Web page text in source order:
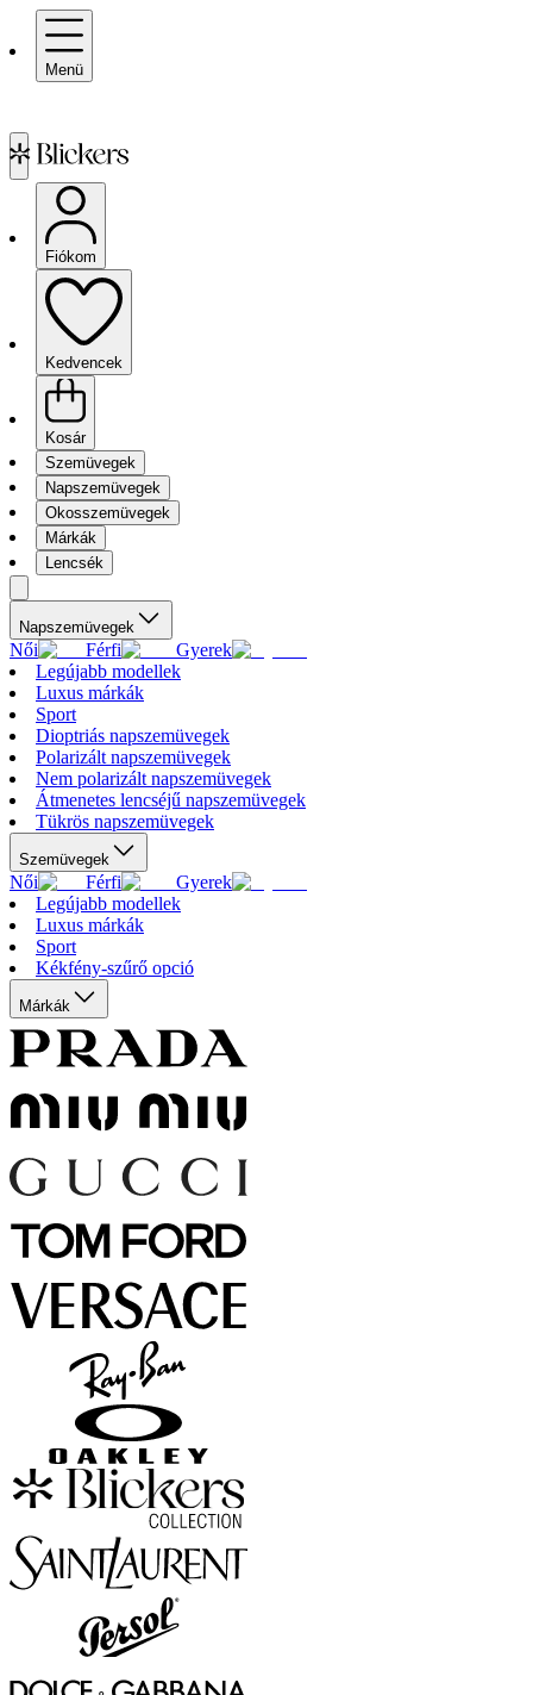
Menü
Fiókom
Kedvencek
Kosár
Szemüvegek
Napszemüvegek
Okosszemüvegek
Márkák
Lencsék
Napszemüvegek
Női Férfi
Gyerek
Legújabb modellek
Luxus márkák
Sport
Dioptriás napszemüvegek
Polarizált napszemüvegek
Nem polarizált napszemüvegek
Átmenetes lencséjű napszemüvegek
Tükrös napszemüvegek
Szemüvegek
Női Férfi
Gyerek
Legújabb modellek
Luxus márkák
Sport
Kékfény-szűrő opció
Márkák